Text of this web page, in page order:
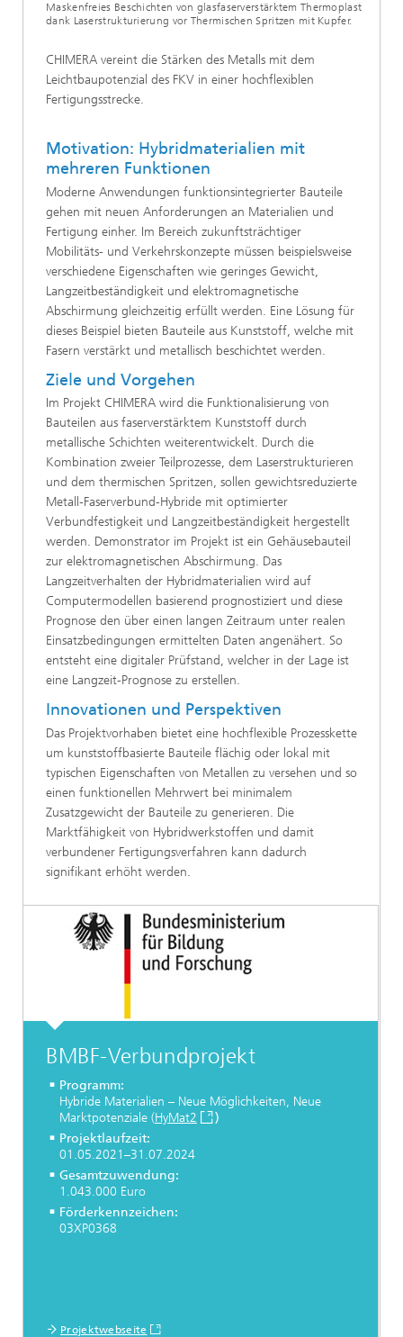
Maskenfreies Beschichten von glasfaserverstärktem Thermoplast
dank Laserstrukturierung vor Thermischen Spritzen mit Kupfer.
CHIMERA vereint die Stärken des Metalls mit dem
Leichtbaupotenzial des FKV in einer hochflexiblen
Fertigungsstrecke.
Motivation: Hybridmaterialien mit
mehreren Funktionen
Moderne Anwendungen funktionsintegrierter Bauteile
gehen mit neuen Anforderungen an Materialien und
Fertigung einher. Im Bereich zukunftsträchtiger
Mobilitäts- und Verkehrskonzepte müssen beispielsweise
verschiedene Eigenschaften wie geringes Gewicht,
Langzeitbeständigkeit und elektromagnetische
Abschirmung gleichzeitig erfüllt werden. Eine Lösung für
dieses Beispiel bieten Bauteile aus Kunststoff, welche mit
Fasern verstärkt und metallisch beschichtet werden.
Ziele und Vorgehen
Im Projekt CHIMERA wird die Funktionalisierung von
Bauteilen aus faserverstärktem Kunststoff durch
metallische Schichten weiterentwickelt. Durch die
Kombination zweier Teilprozesse, dem Laserstrukturieren
und dem thermischen Spritzen, sollen gewichtsreduzierte
Metall-Faserverbund-Hybride mit optimierter
Verbundfestigkeit und Langzeitbeständigkeit hergestellt
werden. Demonstrator im Projekt ist ein Gehäusebauteil
zur elektromagnetischen Abschirmung. Das
Langzeitverhalten der Hybridmaterialien wird auf
Computermodellen basierend prognostiziert und diese
Prognose den über einen langen Zeitraum unter realen
Einsatzbedingungen ermittelten Daten angenähert. So
entsteht eine digitaler Prüfstand, welcher in der Lage ist
eine Langzeit-Prognose zu erstellen.
Innovationen und Perspektiven
Das Projektvorhaben bietet eine hochflexible Prozesskette
um kunststoffbasierte Bauteile flächig oder lokal mit
typischen Eigenschaften von Metallen zu versehen und so
einen funktionellen Mehrwert bei minimalem
Zusatzgewicht der Bauteile zu generieren. Die
Marktfähigkeit von Hybridwerkstoffen und damit
verbundener Fertigungsverfahren kann dadurch
signifikant erhöht werden.
BMBF-Verbundprojekt
Programm:
Hybride Materialien – Neue Möglichkeiten, Neue
Marktpotenziale (HyMat2
)
Projektlaufzeit:
01.05.2021–31.07.2024
Gesamtzuwendung:
1.043.000 Euro
Förderkennzeichen:
03XP0368
Projektwebseite